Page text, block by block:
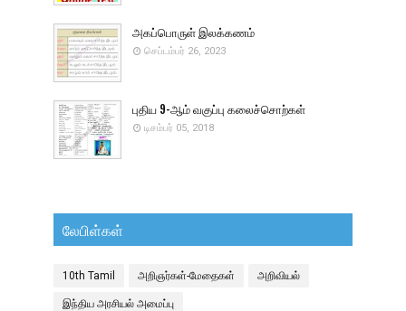
அகப்பொருள் இலக்கணம்
செப்டம்பர் 26, 2023
புதிய 9-ஆம் வகுப்பு கலைச்சொற்கள்
டிசம்பர் 05, 2018
லேபிள்கள்
10th Tamil அறிஞர்கள்-மேதைகள் அறிவியல்
இந்திய அரசியல் அமைப்பு